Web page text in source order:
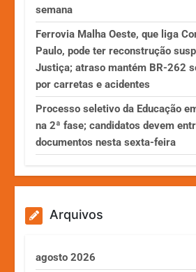
semana
Ferrovia Malha Oeste, que liga
Paulo, pode ter reconstrução
Justiça; atraso mantém BR-262
por carretas e acidentes
Processo seletivo da Educação
na 2ª fase; candidatos devem
documentos nesta sexta-feira
Arquivos
agosto 2026